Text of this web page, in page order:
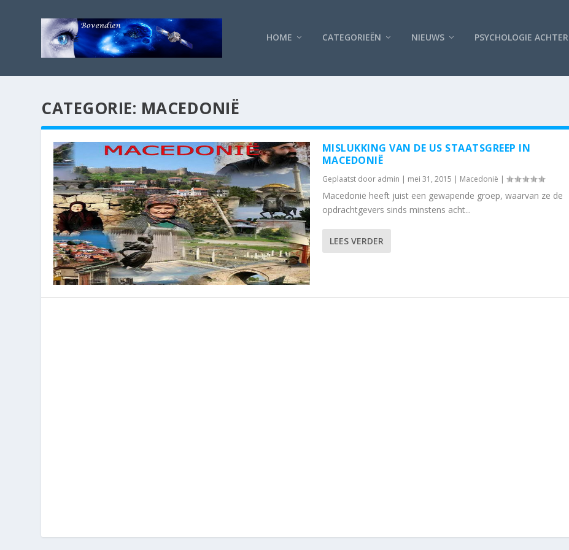
HOME CATEGORIEËN NIEUWS PSYCHOLOGIE ACHTER
CATEGORIE: MACEDONIË
MISLUKKING VAN DE US STAATSGREEP IN
MACEDONIË
Geplaatst door admin | mei 31, 2015 | Macedonië |
Macedonië heeft juist een gewapende groep, waarvan ze de
opdrachtgevers sinds minstens acht...
LEES VERDER